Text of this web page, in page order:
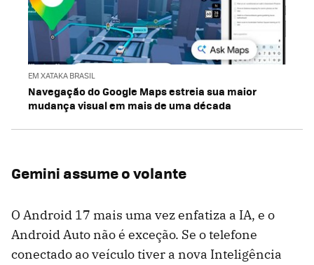
EM XATAKA BRASIL
Navegação do Google Maps estreia sua maior
mudança visual em mais de uma década
Gemini assume o volante
O Android 17 mais uma vez enfatiza a IA, e o
Android Auto não é exceção. Se o telefone
conectado ao veículo tiver a nova Inteligência